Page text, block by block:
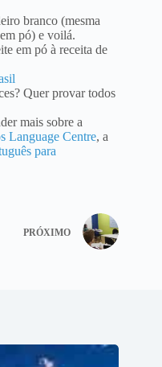
branco (mesma
pó) e voilá.
em pó à receita de
Quer provar todos
mais sobre a
Language Centre, a
para
PRÓXIMO